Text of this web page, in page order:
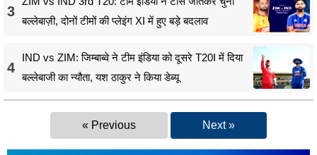
3
बल्लेबाज़ी, दोनों टीमों की प्लेइंग XI में हुए बड़े बदलाव
4
IND vs ZIM: जिम्बाब्वे ने टीम इंडिया को दूसरे T20I में दिया
बल्लेबाजी का न्यौता, यश ठाकुर ने किया डेब्यू
« Previous Next »